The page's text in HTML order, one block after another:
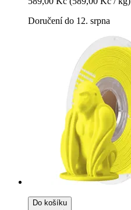
Doručení do 12. srpna
Do košíku